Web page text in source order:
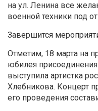
на ул. Ленина все
военной техники под
Завершится
Отметим, 18 марта на
юбилея
выступила артистка
Хлебникова. Концерт
его проведения